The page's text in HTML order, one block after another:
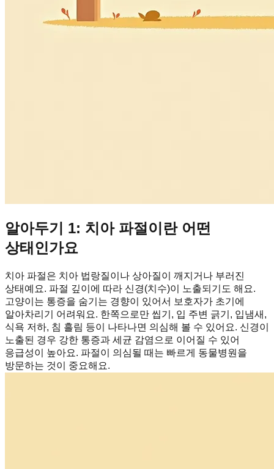
알아두기 1: 치아 파절이란 어떤
상태인가요
치아 파절은 치아 법랑질이나 상아질이 깨지거나 부러진
상태예요. 파절 깊이에 따라 신경(치수)이 노출되기도 해요.
고양이는 통증을 숨기는 경향이 있어서 보호자가 초기에
알아차리기 어려워요. 한쪽으로만 씹기, 입 주변 긁기, 입냄새,
식욕 저하, 침 흘림 등이 나타나면 의심해 볼 수 있어요. 신경이
노출된 경우 강한 통증과 세균 감염으로 이어질 수 있어
응급성이 높아요. 파절이 의심될 때는 빠르게 동물병원을
방문하는 것이 중요해요.